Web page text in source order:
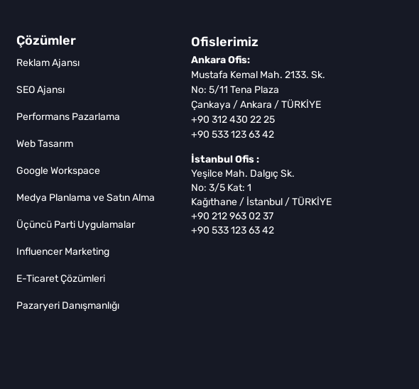
Çözümler
Reklam Ajansı
SEO Ajansı
Performans Pazarlama
Web Tasarım
Google Workspace
Medya Planlama ve Satın Alma
Üçüncü Parti Uygulamalar
Influencer Marketing
E-Ticaret Çözümleri
Pazaryeri Danışmanlığı
Ofislerimiz
Ankara Ofis:
Mustafa Kemal Mah. 2133. Sk.
No: 5/11 Tena Plaza
Çankaya / Ankara / TÜRKİYE
+90 312 430 22 25
+90 533 123 63 42
İstanbul Ofis :
Yeşilce Mah. Dalgıç Sk.
No: 3/5 Kat: 1
Kağıthane / İstanbul / TÜRKİYE
+90 212 963 02 37
+90 533 123 63 42